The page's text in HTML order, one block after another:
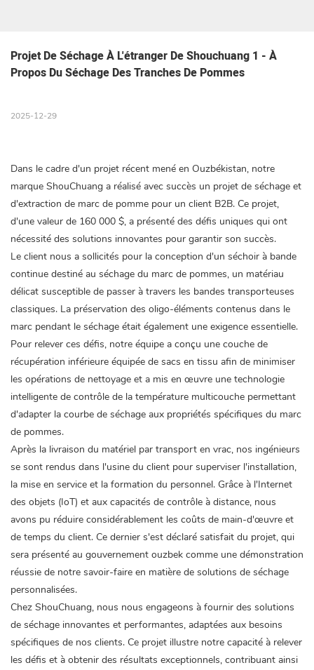
Projet De Séchage À L'étranger De Shouchuang 1 - À
Propos Du Séchage Des Tranches De Pommes
2025-12-29
Dans le cadre d'un projet récent mené en Ouzbékistan, notre
marque ShouChuang a réalisé avec succès un projet de séchage et
d'extraction de marc de pomme pour un client B2B. Ce projet,
d'une valeur de 160 000 $, a présenté des défis uniques qui ont
nécessité des solutions innovantes pour garantir son succès.
Le client nous a sollicités pour la conception d'un séchoir à bande
continue destiné au séchage du marc de pommes, un matériau
délicat susceptible de passer à travers les bandes transporteuses
classiques. La préservation des oligo-éléments contenus dans le
marc pendant le séchage était également une exigence essentielle.
Pour relever ces défis, notre équipe a conçu une couche de
récupération inférieure équipée de sacs en tissu afin de minimiser
les opérations de nettoyage et a mis en œuvre une technologie
intelligente de contrôle de la température multicouche permettant
d'adapter la courbe de séchage aux propriétés spécifiques du marc
de pommes.
Après la livraison du matériel par transport en vrac, nos ingénieurs
se sont rendus dans l'usine du client pour superviser l'installation,
la mise en service et la formation du personnel. Grâce à l'Internet
des objets (IoT) et aux capacités de contrôle à distance, nous
avons pu réduire considérablement les coûts de main-d'œuvre et
de temps du client. Ce dernier s'est déclaré satisfait du projet, qui
sera présenté au gouvernement ouzbek comme une démonstration
réussie de notre savoir-faire en matière de solutions de séchage
personnalisées.
Chez ShouChuang, nous nous engageons à fournir des solutions
de séchage innovantes et performantes, adaptées aux besoins
spécifiques de nos clients. Ce projet illustre notre capacité à relever
les défis et à obtenir des résultats exceptionnels, contribuant ainsi